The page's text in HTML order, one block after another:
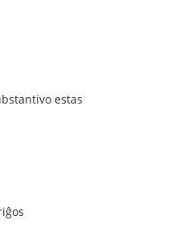
estas